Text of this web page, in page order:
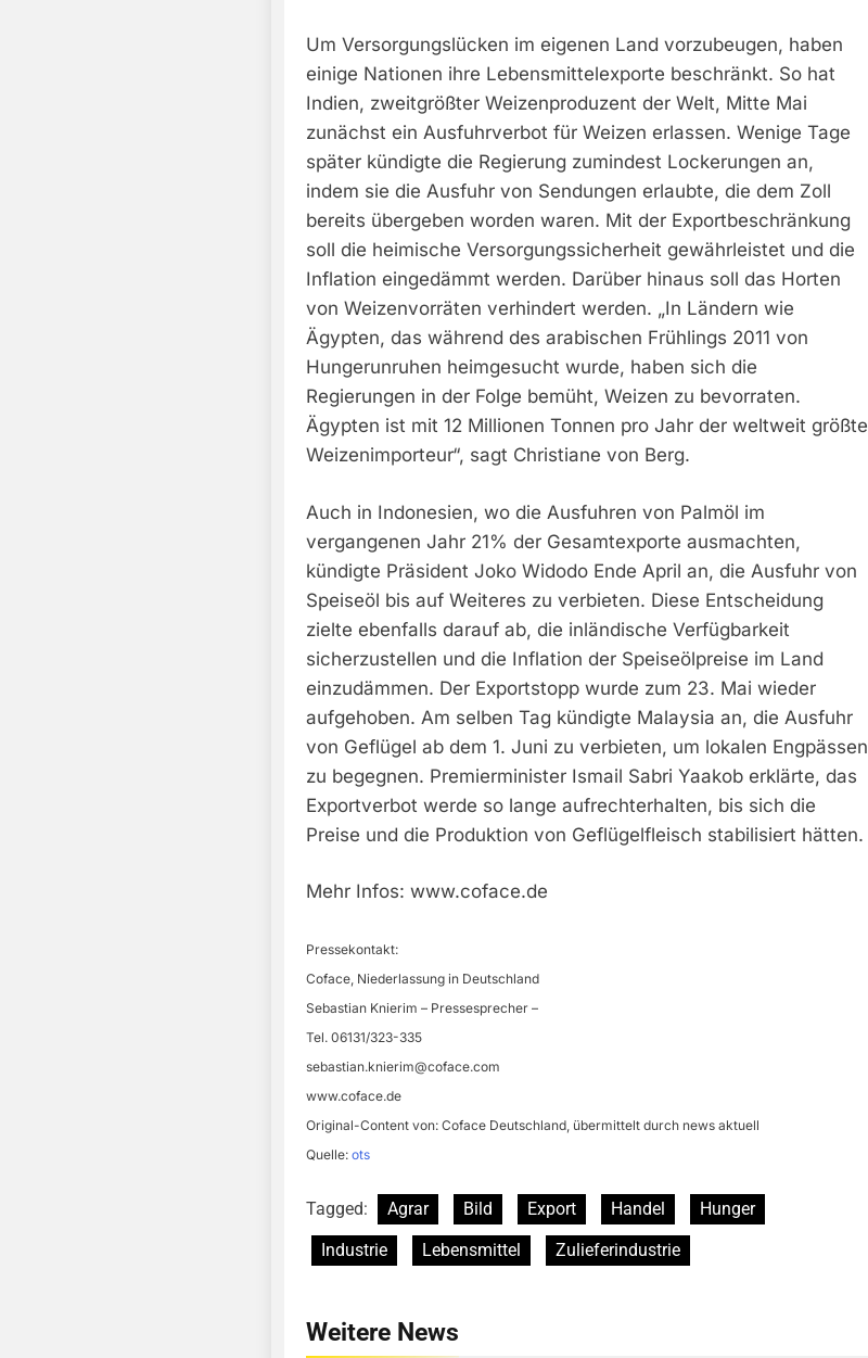
Um Versorgungslücken im eigenen Land vorzubeugen, haben
einige Nationen ihre Lebensmittelexporte beschränkt. So hat
Indien, zweitgrößter Weizenproduzent der Welt, Mitte Mai
zunächst ein Ausfuhrverbot für Weizen erlassen. Wenige Tage
später kündigte die Regierung zumindest Lockerungen an,
indem sie die Ausfuhr von Sendungen erlaubte, die dem Zoll
bereits übergeben worden waren. Mit der Exportbeschränkung
soll die heimische Versorgungssicherheit gewährleistet und die
Inflation eingedämmt werden. Darüber hinaus soll das Horten
von Weizenvorräten verhindert werden. „In Ländern wie
Ägypten, das während des arabischen Frühlings 2011 von
Hungerunruhen heimgesucht wurde, haben sich die
Regierungen in der Folge bemüht, Weizen zu bevorraten.
Ägypten ist mit 12 Millionen Tonnen pro Jahr der weltweit größte
Weizenimporteur“, sagt Christiane von Berg.
Auch in Indonesien, wo die Ausfuhren von Palmöl im
vergangenen Jahr 21% der Gesamtexporte ausmachten,
kündigte Präsident Joko Widodo Ende April an, die Ausfuhr von
Speiseöl bis auf Weiteres zu verbieten. Diese Entscheidung
zielte ebenfalls darauf ab, die inländische Verfügbarkeit
sicherzustellen und die Inflation der Speiseölpreise im Land
einzudämmen. Der Exportstopp wurde zum 23. Mai wieder
aufgehoben. Am selben Tag kündigte Malaysia an, die Ausfuhr
von Geflügel ab dem 1. Juni zu verbieten, um lokalen Engpässen
zu begegnen. Premierminister Ismail Sabri Yaakob erklärte, das
Exportverbot werde so lange aufrechterhalten, bis sich die
Preise und die Produktion von Geflügelfleisch stabilisiert hätten.
Mehr Infos: www.coface.de
Pressekontakt:
Coface, Niederlassung in Deutschland
Sebastian Knierim – Pressesprecher –
Tel. 06131/323-335
sebastian.knierim@coface.com
www.coface.de
Original-Content von: Coface Deutschland, übermittelt durch news aktuell
Quelle: ots
Tagged: Agrar Bild Export Handel
Hunger
Industrie
Lebensmittel Zulieferindustrie
Weitere News